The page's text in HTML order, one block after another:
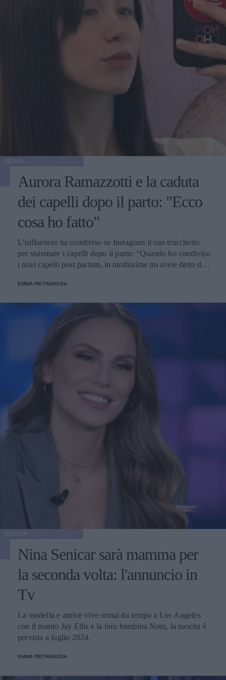
Aurora Ramazzotti e la caduta
dei capelli dopo il parto: "Ecco
cosa ho fatto"
L’influencer ha condiviso su Instagram il suo trucchetto
per sistemare i capelli dopo il parto: “Quando ho condiviso
i miei capelli post partum, in moltissime mi avete detto di
EMMA PIETRAROSA
Nina Senicar sarà mamma per
la seconda volta: l'annuncio in
Tv
La modella e attrice vive ormai da tempo a Los Angeles
con il marito Jay Ellis e la loro bambina Nora, la nascita è
prevista a luglio 2024.
EMMA PIETRAROSA